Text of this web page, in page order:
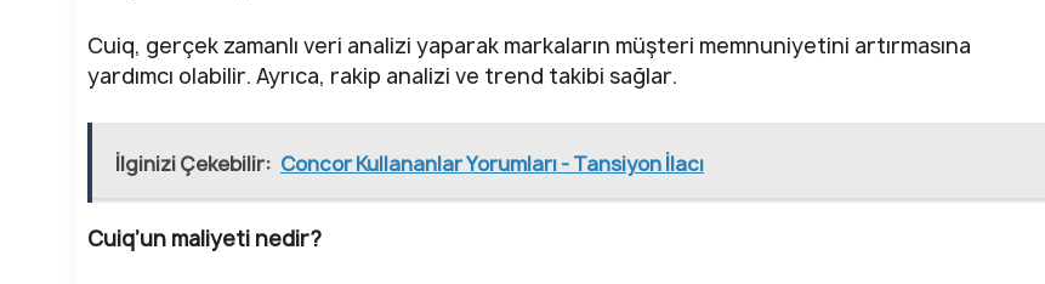
Cuiq, gerçek zamanlı veri analizi yaparak markaların müşteri memnuniyetini artırmasına
yardımcı olabilir. Ayrıca, rakip analizi ve trend takibi sağlar.
İlginizi Çekebilir: Concor Kullananlar Yorumları - Tansiyon İlacı
Cuiq’un maliyeti nedir?